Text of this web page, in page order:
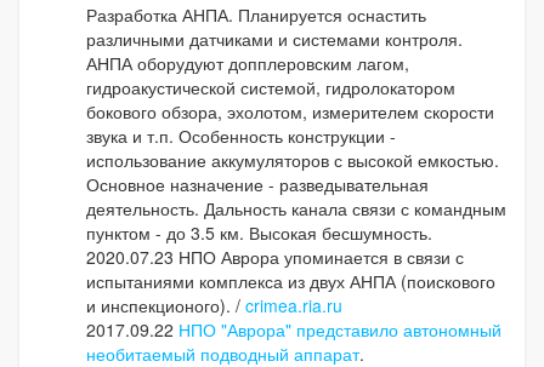
Разработка АНПА. Планируется оснастить
различными датчиками и системами контроля.
АНПА оборудуют допплеровским лагом,
гидроакустической системой, гидролокатором
бокового обзора, эхолотом, измерителем скорости
звука и т.п. Особенность конструкции -
использование аккумуляторов с высокой емкостью.
Основное назначение - разведывательная
деятельность. Дальность канала связи с командным
пунктом - до 3.5 км. Высокая бесшумность.
2020.07.23 НПО Аврора упоминается в связи с
испытаниями комплекса из двух АНПА (поискового
и инспекционого). / crimea.ria.ru
2017.09.22 НПО "Аврора" представило автономный
необитаемый подводный аппарат.